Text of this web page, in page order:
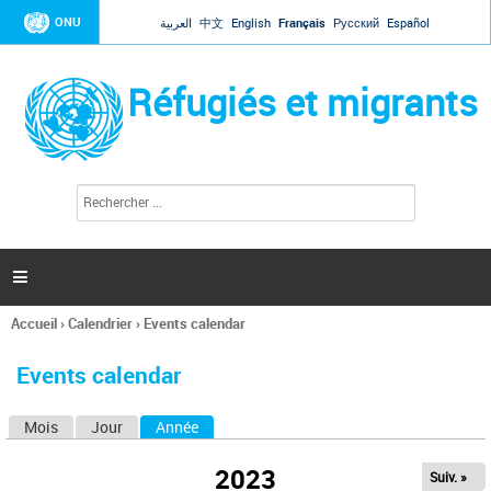
Jump to navigation
ONU العربية 中文 English Français Русский Español
Réfugiés et migrants
l
c
h
e

Vous
ici
Accueil›Calendrier› Events calendar
Events calendar
Mois Jour Année
2023 Suiv. »